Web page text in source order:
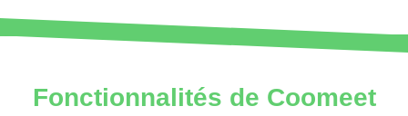
Fonctionnalités de Coomeet